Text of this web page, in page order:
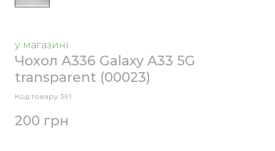
у магазині
Чохол A336 Galaxy A33 5G
transparent (00023)
Код товару 391
200 грн